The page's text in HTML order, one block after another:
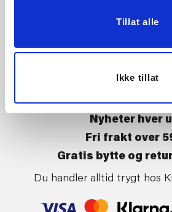
Tillat alle
Ikke tillat
Nyheter hver
Fri frakt over
Gratis bytte og
Du handler alltid trygt hos